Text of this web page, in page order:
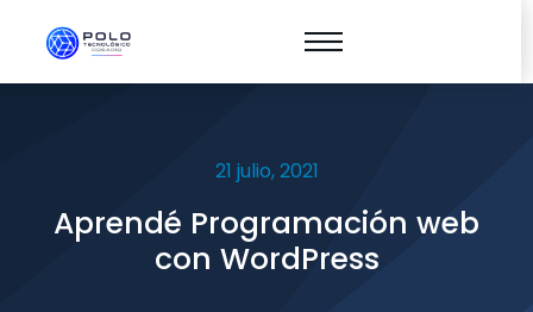
21 julio, 2021
Aprendé Programación web
con WordPress